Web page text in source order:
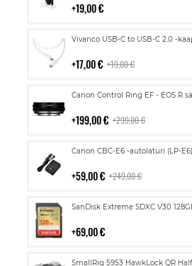
19,00 €
Vivanco USB-C to USB-C 2.0 -
17,00 € 19,00 €
Lisää
Canon Control Ring EF - EOS R
199,00 € 299,00 €
Lisää
Canon CBC-E6 -autolaturi (LP-E6)
59,00 € 249,00 €
Lisää
SanDisk Extreme SDXC V30
69,00 €
Lisää
SmallRig 5953 HawkLock QR
Lisää